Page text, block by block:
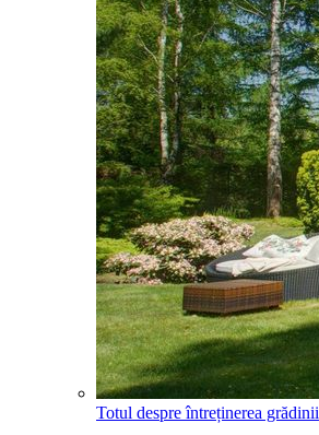
Totul despre întreținerea grădinii